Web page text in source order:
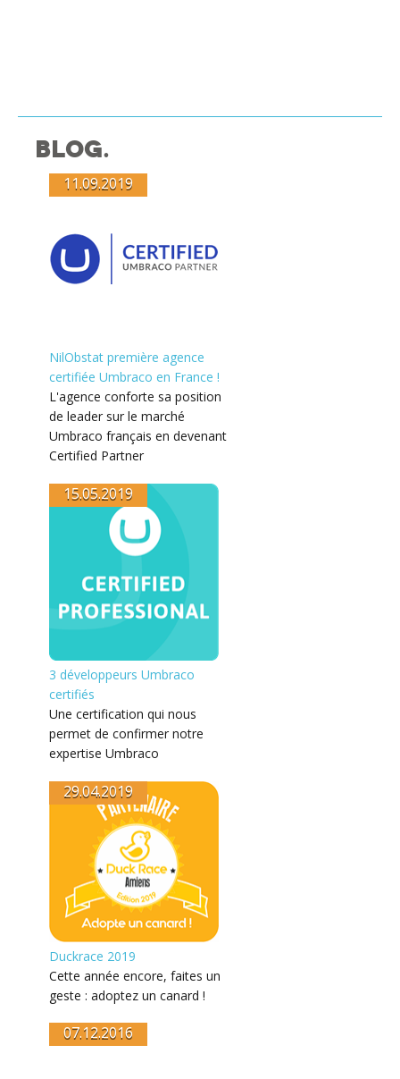
Blog.
11.09.2019
NilObstat première agence
certifiée Umbraco en France !
L'agence conforte sa position
de leader sur le marché
Umbraco français en devenant
Certified Partner
15.05.2019
3 développeurs Umbraco
certifiés
Une certification qui nous
permet de confirmer notre
expertise Umbraco
29.04.2019
Duckrace 2019
Cette année encore, faites un
geste : adoptez un canard !
07.12.2016